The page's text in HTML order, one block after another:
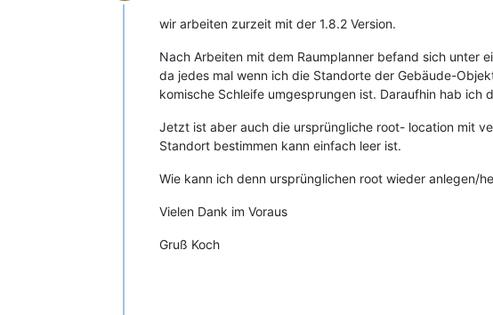
wir arbeiten zurzeit mit der 1.8.2 Version.
Nach Arbeiten mit dem Raumplanner befand sich unter
da jedes mal wenn ich die Standorte der Gebäude-
komische Schleife umgesprungen ist. Daraufhin hab ich
Jetzt ist aber auch die ursprüngliche root- location mit
Standort bestimmen kann einfach leer ist.
Wie kann ich denn ursprünglichen root wieder anlegen/
Vielen Dank im Voraus
Gruß Koch